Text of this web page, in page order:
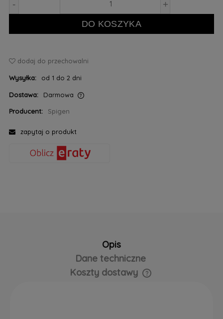
- +
DO KOSZYKA
dodaj do przechowalni
Wysyłka: od 1 do 2 dni
Dostawa:
Darmowa
Producent:
Spigen
zapytaj o produkt
Opis
Dane techniczne
Koszty dostawy
Cena nie zawiera ewentualnych kosztów płatności